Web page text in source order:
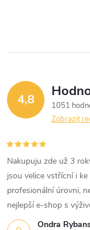
l
d
a
c
í
p
r
4,8
1051
Zobrazit
Ondra
Nakupuju zde už 3
jsou velice vstřícní i
profesionální úrovni,
nejlepší e-shop s